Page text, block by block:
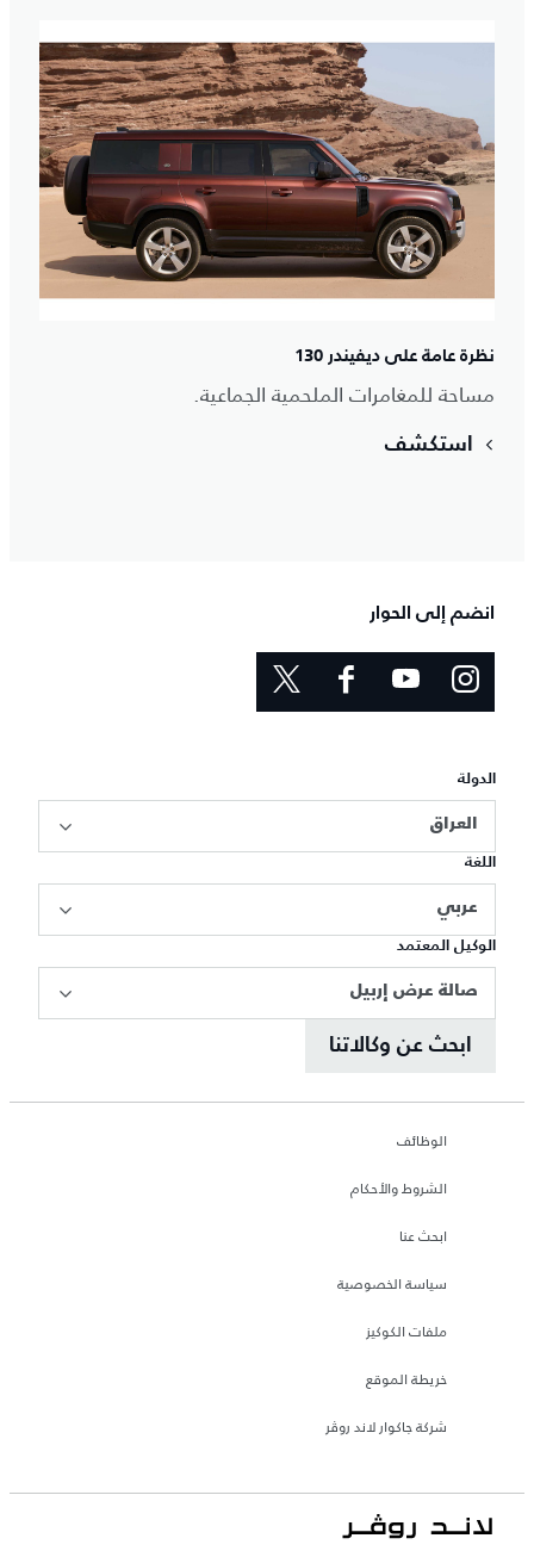
نظرة عامة على ديفيندر 130
مساحة للمغامرات الملحمية الجماعية.
استكشف
انضم إلى الحوار
الدولة
العراق
اللغة
عربي
الوكيل المعتمد
صالة عرض إربيل
ابحث عن وكالاتنا
الوظائف
الشروط والأحكام
ابحث عنا
سياسة الخصوصية
ملفات الكوكيز
خريطة الموقع
شركة جاكوار لاند روڤر